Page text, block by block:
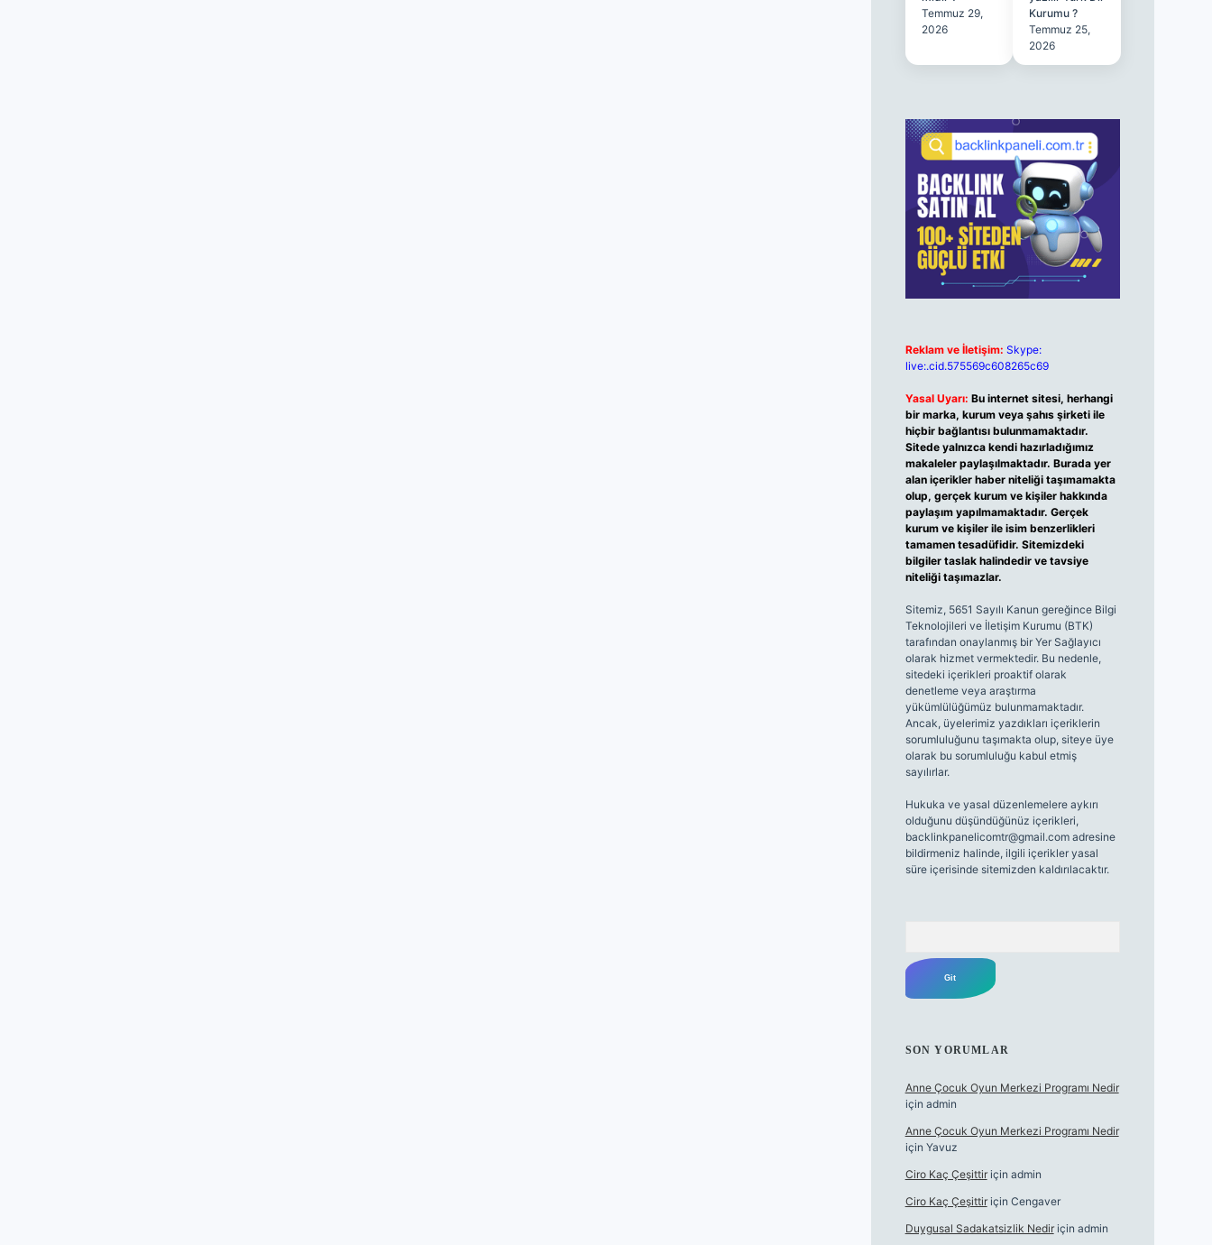
Temmuz 29,
2026
Kurumu ?
Temmuz 25,
2026
Reklam ve İletişim: Skype:
live:.cid.575569c608265c69
Yasal Uyarı: Bu internet sitesi, herhangi
bir marka, kurum veya şahıs şirketi ile
hiçbir bağlantısı bulunmamaktadır.
Sitede yalnızca kendi hazırladığımız
makaleler paylaşılmaktadır. Burada yer
alan içerikler haber niteliği taşımamakta
olup, gerçek kurum ve kişiler hakkında
paylaşım yapılmamaktadır. Gerçek
kurum ve kişiler ile isim benzerlikleri
tamamen tesadüfidir. Sitemizdeki
bilgiler taslak halindedir ve tavsiye
niteliği taşımazlar.
Sitemiz, 5651 Sayılı Kanun gereğince Bilgi
Teknolojileri ve İletişim Kurumu (BTK)
tarafından onaylanmış bir Yer Sağlayıcı
olarak hizmet vermektedir. Bu nedenle,
sitedeki içerikleri proaktif olarak
denetleme veya araştırma
yükümlülüğümüz bulunmamaktadır.
Ancak, üyelerimiz yazdıkları içeriklerin
sorumluluğunu taşımakta olup, siteye üye
olarak bu sorumluluğu kabul etmiş
sayılırlar.
Hukuka ve yasal düzenlemelere aykırı
olduğunu düşündüğünüz içerikleri,
backlinkpanelicomtr@gmail.comadresine
bildirmeniz halinde, ilgili içerikler yasal
süre içerisinde sitemizden kaldırılacaktır.
SON YORUMLAR
Anne Çocuk Oyun Merkezi Programı Nedir
için admin
Anne Çocuk Oyun Merkezi Programı Nedir
için Yavuz
Ciro Kaç Çeşittiriçin admin
Ciro Kaç Çeşittiriçin Cengaver
Duygusal Sadakatsizlik Nediriçin admin